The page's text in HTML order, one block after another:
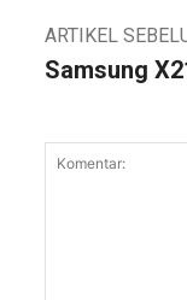
ARTIKEL
Samsung